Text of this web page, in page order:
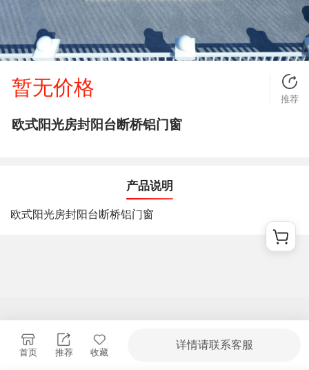
暂无价格
推荐
欧式阳光房封阳台断桥铝门窗
产品说明
欧式阳光房封阳台断桥铝门窗
首页 推荐 收藏
详情请联系客服